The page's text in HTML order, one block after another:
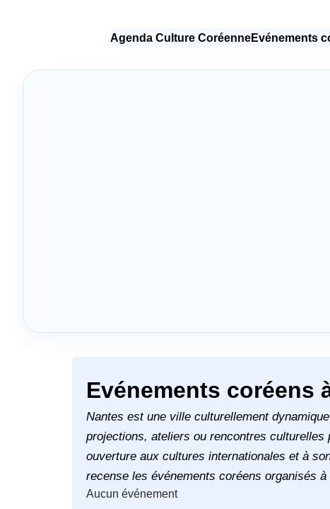
Agenda Culture CoréenneEvénements
Evénements coréens
Nantes est une ville culturellement
projections, ateliers ou rencontres
ouverture aux cultures internationales et à
recense les événements coréens organisés
Aucun événement